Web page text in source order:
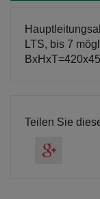
LTS, bis 7
Teilen Sie